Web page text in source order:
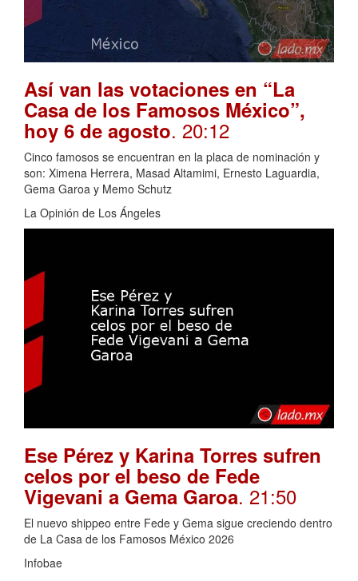
Así van las votaciones en “La
Casa de los Famosos México”,
hoy 6 de agosto. 20:12
Cinco famosos se encuentran en la placa de nominación y
son: Ximena Herrera, Masad Altamimi, Ernesto Laguardia,
Gema Garoa y Memo Schutz
La Opinión de Los Ángeles
Ese Pérez y Karina Torres sufren
celos por el beso de Fede
Vigevani a Gema Garoa. 21:50
El nuevo shippeo entre Fede y Gema sigue creciendo dentro
de La Casa de los Famosos México 2026
Infobae